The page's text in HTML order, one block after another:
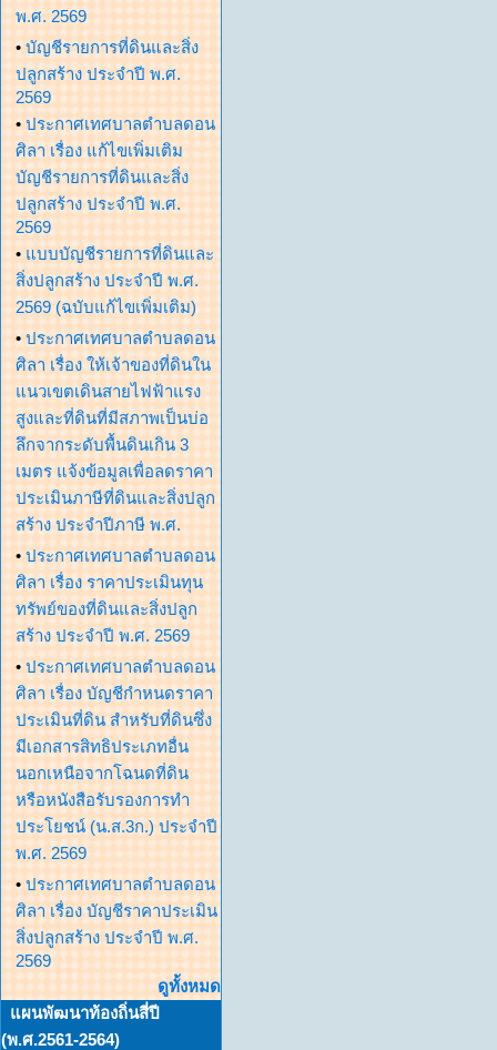
พ.ศ. 2569
• บัญชีรายการที่ดินและสิ่ง
ปลูกสร้าง ประจำปี พ.ศ.
2569
• ประกาศเทศบาลตำบลดอน
ศิลา เรื่อง แก้ไขเพิ่มเติม
บัญชีรายการที่ดินและสิ่ง
ปลูกสร้าง ประจำปี พ.ศ.
2569
• แบบบัญชีรายการที่ดินและ
สิ่งปลูกสร้าง ประจำปี พ.ศ.
2569 (ฉบับแก้ไขเพิ่มเติม)
• ประกาศเทศบาลตำบลดอน
ศิลา เรื่อง ให้เจ้าของที่ดินใน
แนวเขตเดินสายไฟฟ้าแรง
สูงและที่ดินที่มีสภาพเป็นบ่อ
ลึกจากระดับพื้นดินเกิน 3
เมตร แจ้งข้อมูลเพื่อลดราคา
ประเมินภาษีที่ดินและสิ่งปลูก
สร้าง ประจำปีภาษี พ.ศ.
• ประกาศเทศบาลตำบลดอน
ศิลา เรื่อง ราคาประเมินทุน
ทรัพย์ของที่ดินและสิ่งปลูก
สร้าง ประจำปี พ.ศ. 2569
• ประกาศเทศบาลตำบลดอน
ศิลา เรื่อง บัญชีกำหนดราคา
ประเมินที่ดิน สำหรับที่ดินซึ่ง
มีเอกสารสิทธิประเภทอื่น
นอกเหนือจากโฉนดที่ดิน
หรือหนังสือรับรองการทำ
ประโยชน์ (น.ส.3ก.) ประจำปี
พ.ศ. 2569
• ประกาศเทศบาลตำบลดอน
ศิลา เรื่อง บัญชีราคาประเมิน
สิ่งปลูกสร้าง ประจำปี พ.ศ.
2569
ดูทั้งหมด
แผนพัฒนาท้องถิ่นสี่ปี
(พ.ศ.2561-2564)